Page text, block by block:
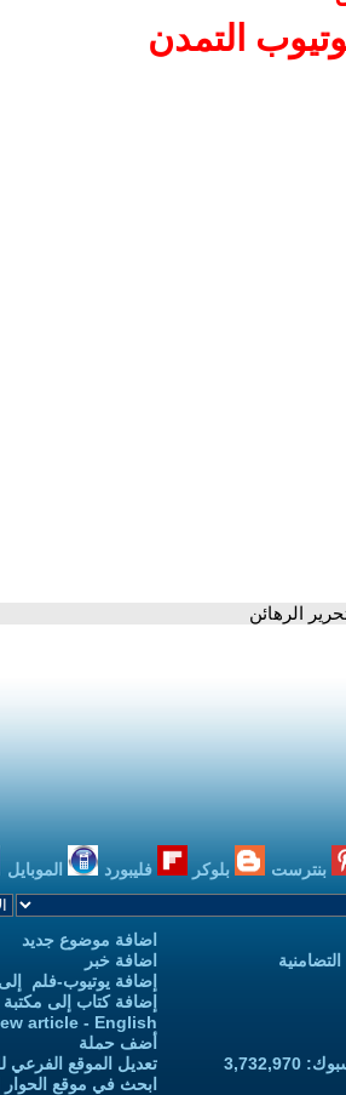
التمدن
الرهائن
بنترست بلوكر فليبورد الموبايل
اضافة موضوع جديد
اضافة خبر
إضافة يوتيوب-فلم
إضافة كتاب إلى مكتبة
article - English
أضف حملة
تعديل الموقع الفرعي
ابحث في موقع الحوار